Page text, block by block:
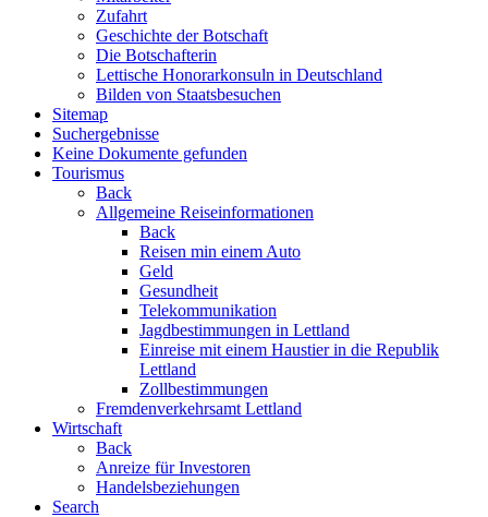
Zufahrt
Geschichte der Botschaft
Die Botschafterin
Lettische Honorarkonsuln in Deutschland
Bilden von Staatsbesuchen
Sitemap
Suchergebnisse
Keine Dokumente gefunden
Tourismus
Back
Allgemeine Reiseinformationen
Back
Reisen min einem Auto
Geld
Gesundheit
Telekommunikation
Jagdbestimmungen in Lettland
Einreise mit einem Haustier in die Republik
Lettland
Zollbestimmungen
Fremdenverkehrsamt Lettland
Wirtschaft
Back
Anreize für Investoren
Handelsbeziehungen
Search